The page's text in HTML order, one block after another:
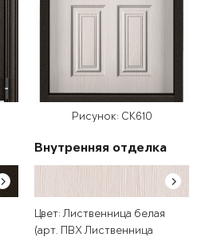
Рисунок: СК610
Внутренняя отделка
Цвет: Лиственница белая
(арт. ПВХ Лиственница